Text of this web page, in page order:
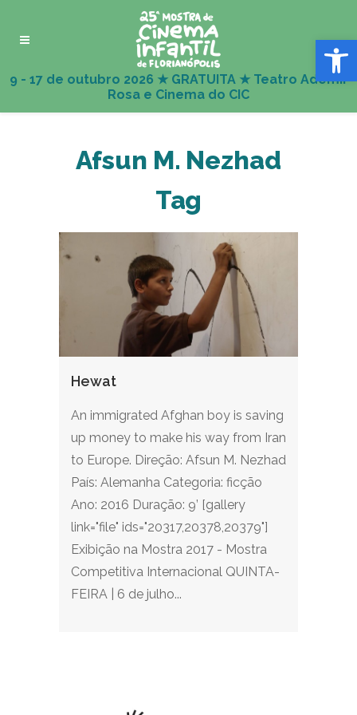
Abrir
Afsun M. Nezhad
Tag
Hewat
An immigrated Afghan boy is saving
up money to make his way from Iran
to Europe. Direção: Afsun M. Nezhad
País: Alemanha Categoria: ficção
Ano: 2016 Duração: 9’ [gallery
link="file" ids="20317,20378,20379"]
Exibição na Mostra 2017 - Mostra
Competitiva Internacional QUINTA-
FEIRA | 6 de julho...